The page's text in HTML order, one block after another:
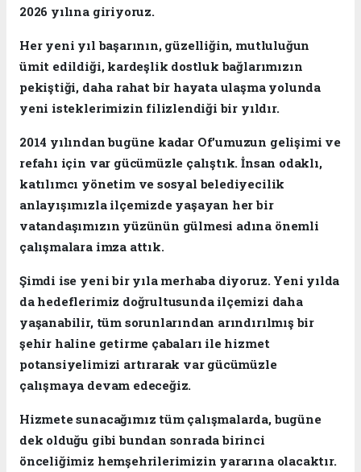
2026 yılına giriyoruz.
Her yeni yıl başarının, güzelliğin, mutluluğun
ümit edildiği, kardeşlik dostluk bağlarımızın
pekiştiği, daha rahat bir hayata ulaşma yolunda
yeni isteklerimizin filizlendiği bir yıldır.
2014 yılından bugüne kadar Of’umuzun gelişimi ve
refahı için var gücümüzle çalıştık. İnsan odaklı,
katılımcı yönetim ve sosyal belediyecilik
anlayışımızla ilçemizde yaşayan her bir
vatandaşımızın yüzünün gülmesi adına önemli
çalışmalara imza attık.
Şimdi ise yeni bir yıla merhaba diyoruz. Yeni yılda
da hedeflerimiz doğrultusunda ilçemizi daha
yaşanabilir, tüm sorunlarından arındırılmış bir
şehir haline getirme çabaları ile hizmet
potansiyelimizi artırarak var gücümüzle
çalışmaya devam edeceğiz.
Hizmete sunacağımız tüm çalışmalarda, bugüne
dek olduğu gibi bundan sonrada birinci
önceliğimiz hemşehrilerimizin yararına olacaktır.